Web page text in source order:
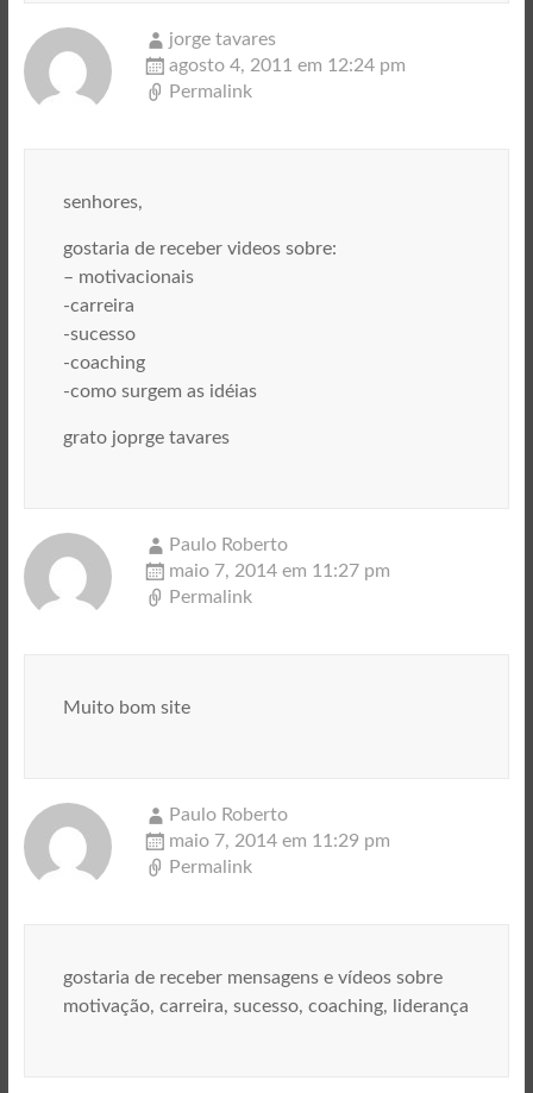
jorge tavares
agosto 4, 2011 em 12:24 pm
Permalink
senhores,
gostaria de receber videos sobre:
– motivacionais
-carreira
-sucesso
-coaching
-como surgem as idéias
grato joprge tavares
Paulo Roberto
maio 7, 2014 em 11:27 pm
Permalink
Muito bom site
Paulo Roberto
maio 7, 2014 em 11:29 pm
Permalink
gostaria de receber mensagens e vídeos sobre
motivação, carreira, sucesso, coaching, liderança